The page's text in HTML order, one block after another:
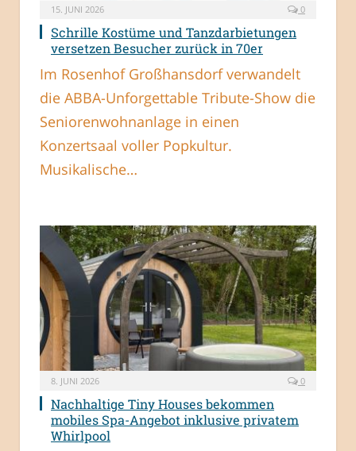
15. JUNI 2026 0
Schrille Kostüme und Tanzdarbietungen
versetzen Besucher zurück in 70er
Im Rosenhof Großhansdorf verwandelt
die ABBA-Unforgettable Tribute-Show die
Seniorenwohnanlage in einen
Konzertsaal voller Popkultur.
Musikalische…
8. JUNI 2026 0
Nachhaltige Tiny Houses bekommen
mobiles Spa-Angebot inklusive privatem
Whirlpool